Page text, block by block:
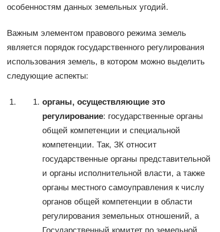
особенностям данных земельных угодий.
Важным элементом правового режима земель
является порядок государственного регулирования
использования земель, в котором можно выделить
следующие аспекты:
органы, осуществляющие это
регулирование: государственные органы
общей компетенции и специальной
компетенции. Так, ЗК относит
государственные органы представительной
и органы исполнительной власти, а также
органы местного самоуправления к числу
органов общей компетенции в области
регулирования земельных отношений, а